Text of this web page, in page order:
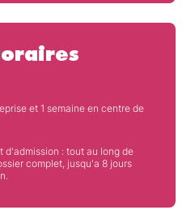
et 1 semaine en centre de
: tout au long de
complet, jusqu'a 8 jours